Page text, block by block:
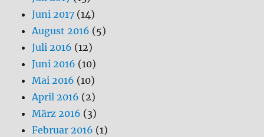
Juni 2017 (14)
August 2016 (5)
Juli 2016 (12)
Juni 2016 (10)
Mai 2016 (10)
April 2016 (2)
März 2016 (3)
Februar 2016 (1)